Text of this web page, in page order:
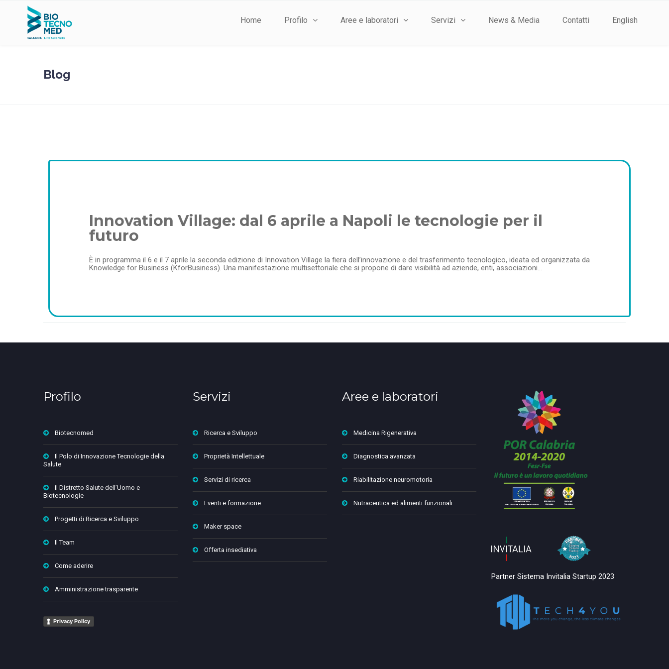
Home Profilo Aree e laboratori Servizi News & Media Contatti English
Blog
Innovation Village: dal 6 aprile a Napoli le tecnologie per il
futuro
È in programma il 6 e il 7 aprile la seconda edizione di Innovation Village la fiera dell’innovazione e del trasferimento tecnologico, ideata ed organizzata da
Knowledge for Business (KforBusiness). Una manifestazione multisettoriale che si propone di dare visibilità ad aziende, enti, associazioni…
Profilo
Biotecnomed
Il Polo di Innovazione Tecnologie della
Salute
Il Distretto Salute dell’Uomo e
Biotecnologie
Progetti di Ricerca e Sviluppo
Il Team
Come aderire
Amministrazione trasparente
Privacy Policy
Servizi
Ricerca e Sviluppo
Proprietà Intellettuale
Servizi di ricerca
Eventi e formazione
Maker space
Offerta insediativa
Aree e laboratori
Medicina Rigenerativa
Diagnostica avanzata
Riabilitazione neuromotoria
Nutraceutica ed alimenti funzionali
Partner Sistema Invitalia Startup 2023